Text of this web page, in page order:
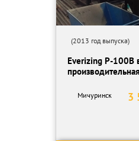
(2013 год выпуска)
Everizing P-100B
3
Мичуринск